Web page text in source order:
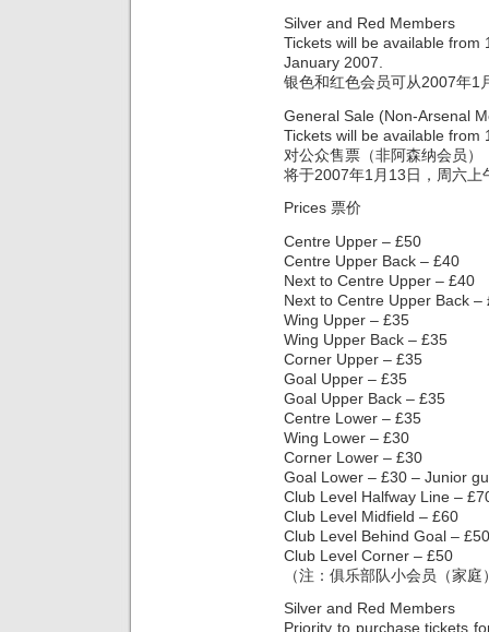
Silver and Red Members
Tickets will be available from
January 2007.
银色和红色会员可从2007年1
General Sale (Non-Arsenal
Tickets will be available
对公众售票（非阿森纳会员）
将于2007年1月13日，周六上
Prices 票价
Centre Upper – £50
Centre Upper Back – £40
Next to Centre Upper – £40
Next to Centre Upper Back –
Wing Upper – £35
Wing Upper Back – £35
Corner Upper – £35
Goal Upper – £35
Goal Upper Back – £35
Centre Lower – £35
Wing Lower – £30
Corner Lower – £30
Goal Lower – £30 – Junior
Club Level Halfway Line –
Club Level Midfield – £60
Club Level Behind Goal – £50
Club Level Corner – £50
（注：俱乐部队小会员（家
Silver and Red Members
Priority to purchase tickets